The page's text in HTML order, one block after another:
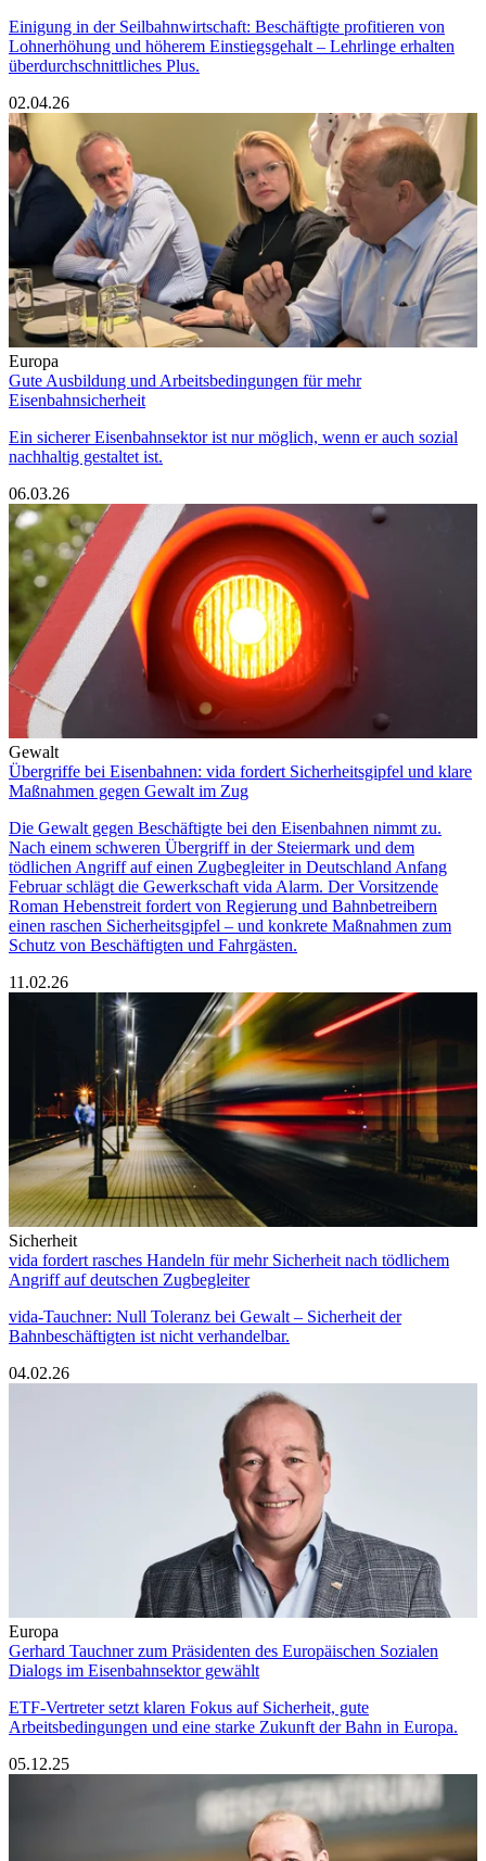
Einigung in der Seilbahnwirtschaft: Beschäftigte profitieren von
Lohnerhöhung und höherem Einstiegsgehalt – Lehrlinge erhalten
überdurchschnittliches Plus.
02.04.26
Europa
Gute Ausbildung und Arbeitsbedingungen für mehr
Eisenbahnsicherheit
Ein sicherer Eisenbahnsektor ist nur möglich, wenn er auch sozial
nachhaltig gestaltet ist.
06.03.26
Gewalt
Übergriffe bei Eisenbahnen: vida fordert Sicherheitsgipfel und klare
Maßnahmen gegen Gewalt im Zug
Die Gewalt gegen Beschäftigte bei den Eisenbahnen nimmt zu.
Nach einem schweren Übergriff in der Steiermark und dem
tödlichen Angriff auf einen Zugbegleiter in Deutschland Anfang
Februar schlägt die Gewerkschaft vida Alarm. Der Vorsitzende
Roman Hebenstreit fordert von Regierung und Bahnbetreibern
einen raschen Sicherheitsgipfel – und konkrete Maßnahmen zum
Schutz von Beschäftigten und Fahrgästen.
11.02.26
Sicherheit
vida fordert rasches Handeln für mehr Sicherheit nach tödlichem
Angriff auf deutschen Zugbegleiter
vida-Tauchner: Null Toleranz bei Gewalt – Sicherheit der
Bahnbeschäftigten ist nicht verhandelbar.
04.02.26
Europa
Gerhard Tauchner zum Präsidenten des Europäischen Sozialen
Dialogs im Eisenbahnsektor gewählt
ETF-Vertreter setzt klaren Fokus auf Sicherheit, gute
Arbeitsbedingungen und eine starke Zukunft der Bahn in Europa.
05.12.25